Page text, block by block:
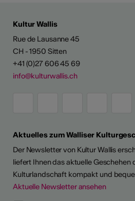
Kultur Wallis
Rue de Lausanne 45
CH - 1950 Sitten
+41 (0)27 606 45 69
info@kulturwallis.ch
Aktuelles zum Walliser
Der Newsletter von Kultur Wallis
liefert Ihnen das aktuelle Geschehen
Kulturlandschaft kompakt und
Aktuelle Newsletter ansehen